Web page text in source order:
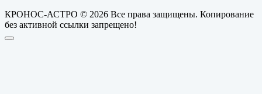
КРОНОС-АСТРО © 2026 Все права защищены. Копирование
без активной ссылки запрещено!